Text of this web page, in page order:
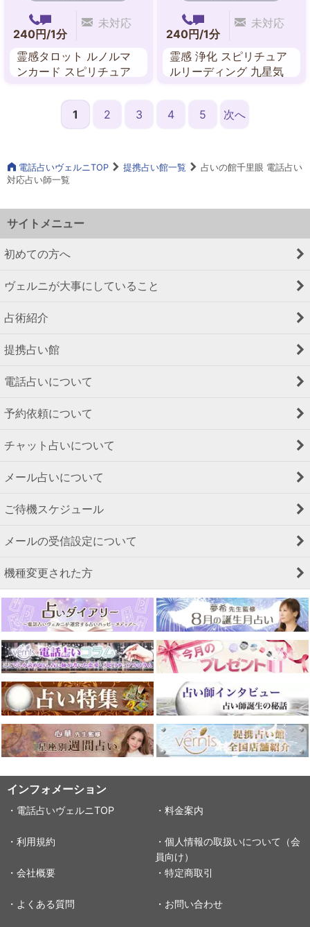
240円/1分
未対応
霊感タロット ルノルマ
ンカード スピリチュア
240円/1分
未対応
霊感 浄化 スピリチュア
ルリーディング 九星気
1
2 3 4 5 次へ
電話占いヴェルニTOP 提携占い館一覧
占いの館千里眼 電話占い
対応占い師一覧
サイトメニュー
初めての方へ
ヴェルニが大事にしていること
占術紹介
提携占い館
電話占いについて
予約依頼について
チャット占いについて
メール占いについて
ご待機スケジュール
メールの受信設定について
機種変更された方
インフォメーション
・電話占いヴェルニTOP ・料金案内
・利用規約
・個人情報の取扱いについて（会
員向け）
・会社概要
・特定商取引
・よくある質問 ・お問い合わせ